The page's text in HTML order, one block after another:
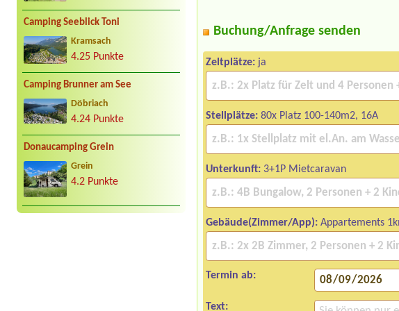
Camping Seeblick Toni
Kramsach
4.25 Punkte
Camping Brunner am See
Döbriach
4.24 Punkte
Donaucamping Grein
Grein
4.2 Punkte
Buchung/Anfrage senden
Zeltplätze: ja
Stellplätze: 80x Platz 100-140m2, 16A
Unterkunft: 3+1P Mietcaravan
Gebäude(Zimmer/App): Appartements
Termin ab:
Text: